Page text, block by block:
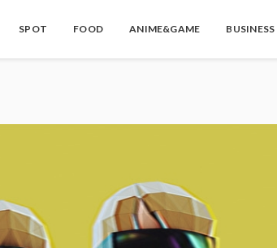
SPOT FOOD ANIME&GAME BUSINESS